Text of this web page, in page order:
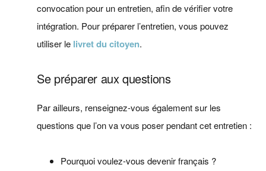
convocation pour un entretien, afin de vérifier votre
intégration. Pour préparer l’entretien, vous pouvez
utiliser le livret du citoyen.
Se préparer aux questions
Par ailleurs, renseignez-vous également sur les
questions que l’on va vous poser pendant cet entretien :
Pourquoi voulez-vous devenir français ?